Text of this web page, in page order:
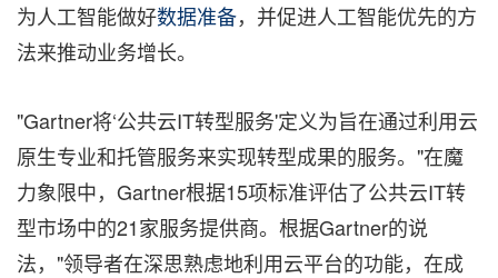
为人工智能做好数据准备，并促进人工智能优先的方
法来推动业务增长。
"Gartner将‘公共云IT转型服务'定义为旨在通过利用云
原生专业和托管服务来实现转型成果的服务。"在魔
力象限中，Gartner根据15项标准评估了公共云IT转
型市场中的21家服务提供商。根据Gartner的说
法，"领导者在深思熟虑地利用云平台的功能，在成